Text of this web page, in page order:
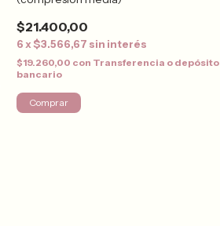
$21.400,00
6x$3.566,67 sin interés
$19.260,00 con Transferencia o depósito
bancario
Comprar